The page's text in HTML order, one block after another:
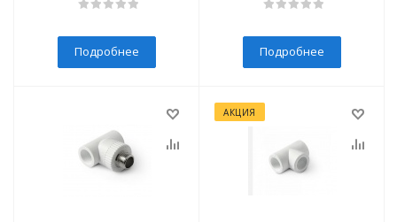
Подробнее Подробнее
АКЦИЯ